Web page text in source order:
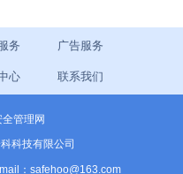
务 广告服务
心 联系我们
管理网
科技有限公司
：safehoo@163.com